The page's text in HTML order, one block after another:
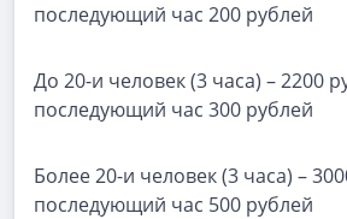
последующий час 200 рублей
До 20-и человек (3 часа) – 2200
последующий час 300 рублей
Более 20-и человек (3 часа) –
последующий час 500 рублей